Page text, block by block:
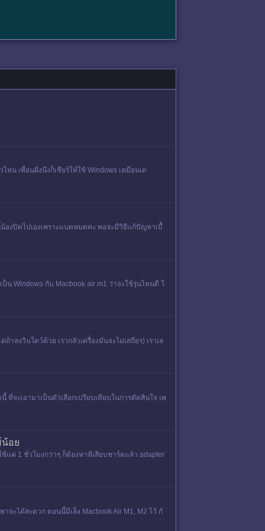
หน เพื่อนฝั่งนึงก็เชียร์ให้ใช้ Windows เหมือนเด
งปิดไปเองเพราะแบตหมดค่ะ พอจะมีวิธีแก้ปัญหาเบื้
น Windows กับ Macbook air m1 ว่าจะใช้รุ่นไหนดี โ
ลงวินโดว์ด้วย เรากลัวเครื่องมันจะไม่เสถียร) เราเล
จะเอามาเป็นตัวเลือกเปรียบเทียบในการตัดสินใจ เพ
น้อย
แค่ 1 ชั่วโมงกว่าๆ ก็ต้องหาทีเสียบชาร์ตแล้ว adapter
ะได้สะดวก ตอนนี้มีเล็ง Macbook Air M1, M2 ไว้ กั